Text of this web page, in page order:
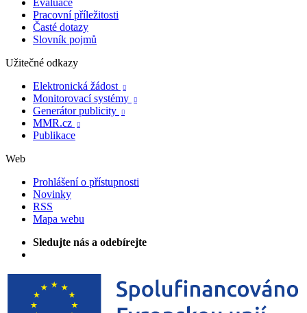
Evaluace
Pracovní příležitosti
Časté dotazy
Slovník pojmů
Užitečné odkazy
Elektronická žádost

Monitorovací systémy 
Generátor publicity 
MMR.cz 
Publikace
Web
Prohlášení o přístupnosti
Novinky
RSS
Mapa webu
Sledujte nás a odebírejte